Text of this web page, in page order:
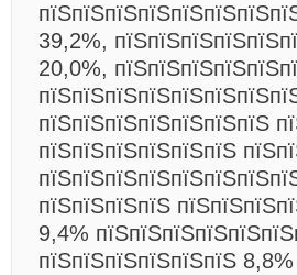
39,2%,
20,0%,
пїЅпїЅпїЅпїЅпїЅпїЅпїЅ
пїЅпїЅпїЅпїЅпїЅпїЅ
пїЅпїЅпїЅпїЅ
9,4%
пїЅпїЅпїЅпїЅпїЅпїЅ